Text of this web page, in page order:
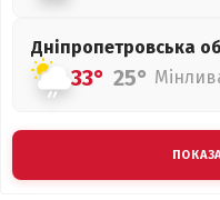
Дніпропетровська
33° 25°